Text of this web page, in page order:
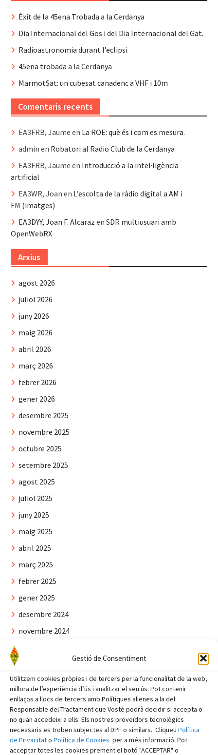
Gestió de Consentiment
Utilitzem cookies pròpies i de tercers per la funcionalitat de la web,
millora de l’experiència d’ús i analitzar el seu ús. Pot contenir
enllaços a llocs de tercers amb Polítiques alienes a la del
Responsable del Tractament que Vostè podrà decidir si accepta o
no quan accedeixi a ells. Els nostres proveïdors tecnològics
necessaris es troben subjectes al DPF o similars. Cliqueu Política
de Privacitato Política de Cookies per a més informació. Pot
acceptar totes les cookies prement el botó "ACCEPTAR" o
Èxit de la 45ena Trobada a la Cerdanya
Dia Internacional del Gos i del Dia Internacional del Gat.
Radioastronomia durant l’eclipsi
45ena trobada a la Cerdanya
MarmotSat: un cubesat canadenc a VHF i 10m
Comentaris recents
EA3FRB, Jaume en La ROE: què és i com es mesura.
admin en Robatori al Radio Club de la Cerdanya
EA3FRB, Jaume en Introducció a la intel·ligència
artificial
EA3WR, Joan en L’escolta de la ràdio digital a AM i
FM (imatges)
EA3DYY, Joan F. Alcaraz en SDR multiusuari amb
OpenWebRX
Arxius
agost 2026
juliol 2026
juny 2026
maig 2026
abril 2026
març 2026
febrer 2026
gener 2026
desembre 2025
novembre 2025
octubre 2025
setembre 2025
agost 2025
juliol 2025
juny 2025
maig 2025
abril 2025
març 2025
febrer 2025
gener 2025
desembre 2024
novembre 2024
agost 2024
juliol 2024
juny 2024
maig 2024
abril 2024